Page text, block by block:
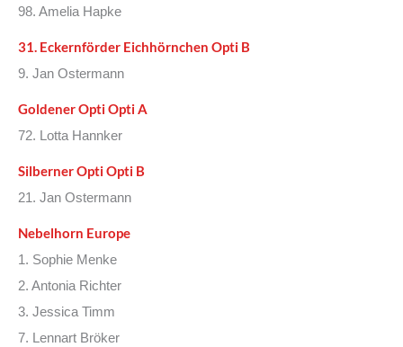
98. Amelia Hapke
31. Eckernförder Eichhörnchen Opti B
9. Jan Ostermann
Goldener Opti Opti A
72. Lotta Hannker
Silberner Opti Opti B
21. Jan Ostermann
Nebelhorn Europe
1. Sophie Menke
2. Antonia Richter
3. Jessica Timm
7. Lennart Bröker